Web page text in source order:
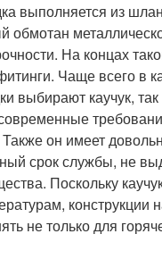
выполняется из
обмотан
На концах
Чаще всего в
выбирают каучук,
Также он имеет
срок службы, не
Поскольку
конструкции
не только для